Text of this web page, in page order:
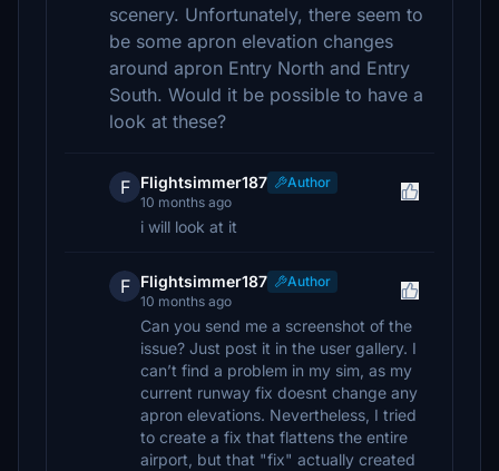
scenery. Unfortunately, there seem to
be some apron elevation changes
around apron Entry North and Entry
South. Would it be possible to have a
look at these?
F Flightsimmer187
Author
10 months ago
i will look at it
F Flightsimmer187
Author
10 months ago
Can you send me a screenshot of the
issue? Just post it in the user gallery. I
can’t find a problem in my sim, as my
current runway fix doesnt change any
apron elevations. Nevertheless, I tried
to create a fix that flattens the entire
airport, but that "fix" actually created